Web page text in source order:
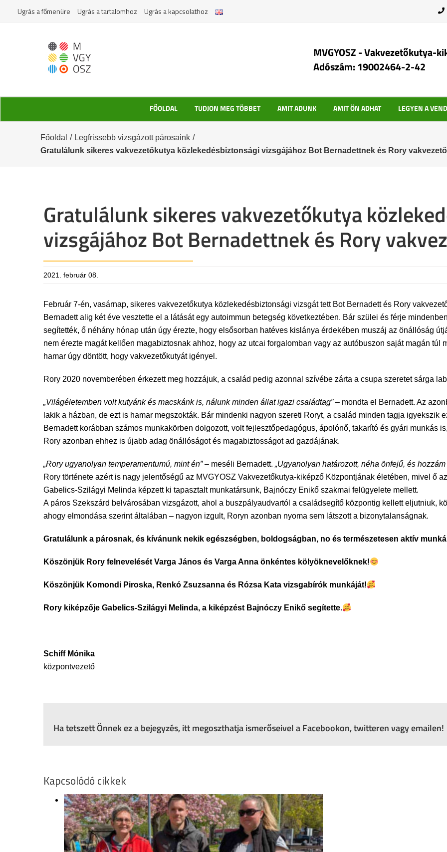
Ugrás a főmenüre Ugrás a tartalomhoz Ugrás a kapcsolathoz
MVGYOSZ - Vakvezetőkutya-
Adószám: 19002464-2-42
FŐOLDAL TUDJON MEG TÖBBET AMIT ADUNK AMIT ÖN ADHAT LEGYEN A
Főoldal
Legfrissebb vizsgázott párosaink
Gratulálunk sikeres vakvezetőkutya közlekedésbiztonsági vizsgájához Bot Bernadettnek és Rory
Gratulálunk sikeres vakvezetőkutya
vizsgájához Bot Bernadettnek és Rory
2021. február 08.
Február 7-én, vasárnap, sikeres vakvezetőkutya közlekedésbiztonsági vizsgát tett Bot Bernadett és Rory
Bernadett alig két éve vesztette el a látását egy autoimmun betegség következtében. Bár szülei és férje
segítették, ő néhány hónap után úgy érezte, hogy elsősorban hatéves kislánya érdekében muszáj az önállóság
nem érezte magát kellően magabiztosnak ahhoz, hogy az utcai forgalomban vagy az autóbuszon saját magán túl
hamar úgy döntött, hogy vakvezetőkutyát igényel.
Rory 2020 novemberében érkezett meg hozzájuk, a család pedig azonnal szívébe zárta a csupa szeretet sárga
„Világéletemben volt kutyánk és macskánk is, nálunk minden állat igazi családtag”– mondta el Bernadett. Az
lakik a házban, de ezt is hamar megszokták. Bár mindenki nagyon szereti Roryt, a család minden tagja igyekszik
Bernadett korábban számos munkakörben dolgozott, volt fejlesztőpedagógus, ápolónő, takarító és gyári munkás
Rory azonban ehhez is újabb adag önállóságot és magabiztosságot ad gazdájának.
„Rory ugyanolyan temperamentumú, mint én”– meséli Bernadett. „Ugyanolyan határozott, néha önfejű, és
Rory története azért is nagy jelentőségű az MVGYOSZ Vakvezetőkutya-kiképző Központjának életében, mivel ő
Gabelics-Szilágyi Melinda képzett ki tapasztalt munkatársunk, Bajnóczy Enikő szakmai felügyelete mellett.
A páros Szekszárd belvárosában vizsgázott, ahol a buszpályaudvartól a családsegítő központig kellett eljutniuk,
ahogy elmondása szerint általában – nagyon izgult, Roryn azonban nyoma sem látszott a bizonytalanságnak.
Gratulálunk a párosnak, és kívánunk nekik egészségben, boldogságban, no és természetesen aktív
Köszönjük Rory felnevelését Varga János és Varga Anna önkéntes kölyöknevelőknek!
Köszönjük Komondi Piroska, Renkó Zsuzsanna és Rózsa Kata vizsgabírók munkáját!
Rory kiképzője Gabelics-Szilágyi Melinda, a kiképzést Bajnóczy Enikő segítette.
Schiff Mónika
központvezető
Ha tetszett Önnek ez a bejegyzés, itt megoszthatja ismerőseivel a Facebookon, twitteren vagy emailen!
Kapcsolódó cikkek